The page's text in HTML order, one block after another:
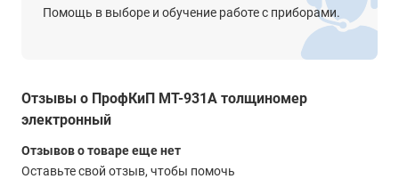
Помощь в выборе и обучение работе с приборами.
Отзывы о ПрофКиП МТ-931А толщиномер
электронный
Отзывов о товаре еще нет
Оставьте свой отзыв, чтобы помочь